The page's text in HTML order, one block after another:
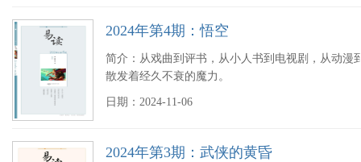
2024年第4期：悟空
简介：从戏曲到评书，从小人书到电视剧，从动漫
散发着经久不衰的魔力。
日期：2024-11-06
2024年第3期：武侠的黄昏